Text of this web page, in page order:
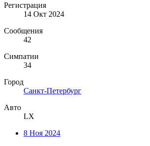
Регистрация
14 Окт 2024
Сообщения
42
Симпатии
34
Город
Санкт-Петербург
Авто
LX
8 Ноя 2024